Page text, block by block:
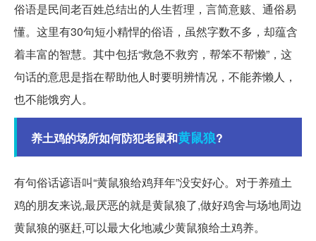
俗语是民间老百姓总结出的人生哲理，言简意赅、通俗易
懂。这里有30句短小精悍的俗语，虽然字数不多，却蕴含
着丰富的智慧。其中包括“救急不救穷，帮笨不帮懒”，这
句话的意思是指在帮助他人时要明辨情况，不能养懒人，
也不能饿穷人。
养土鸡的场所如何防犯老鼠和黄鼠狼?
有句俗话谚语叫“黄鼠狼给鸡拜年”没安好心。对于养殖土
鸡的朋友来说,最厌恶的就是黄鼠狼了,做好鸡舍与场地周边
黄鼠狼的驱赶,可以最大化地减少黄鼠狼给土鸡养。